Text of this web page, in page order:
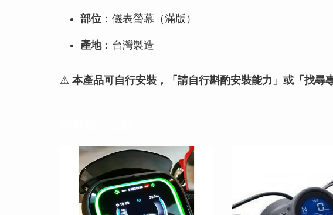
部位 ：儀表螢幕（滿版）
產地：台灣製造
⚠ 本產品可自行安裝，「請自行斟酌安裝能力」或「找尋